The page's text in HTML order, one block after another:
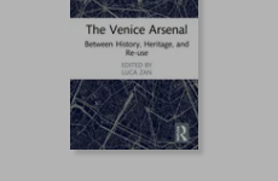
45%
dcto.